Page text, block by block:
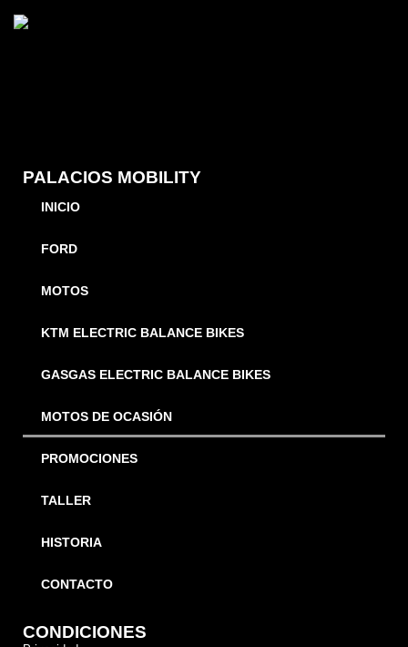
PALACIOS MOBILITY
INICIO
FORD
MOTOS
KTM ELECTRIC BALANCE BIKES
GASGAS ELECTRIC BALANCE BIKES
MOTOS DE OCASIÓN
PROMOCIONES
TALLER
HISTORIA
CONTACTO
CONDICIONES